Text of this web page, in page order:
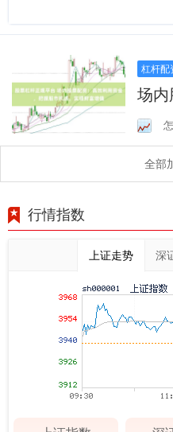
杠杆配
场
金，
富
全部
行情指数
上证走势 深